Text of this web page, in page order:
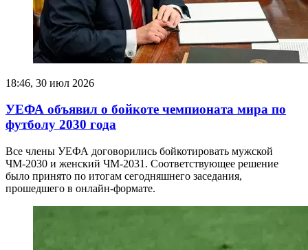
18:46, 30 июл 2026
УЕФА объявил о бойкоте чемпионата мира по
футболу 2030 года
Все члены УЕФА договорились бойкотировать мужской
ЧМ-2030 и женский ЧМ-2031. Соответствующее решение
было принято по итогам сегодняшнего заседания,
прошедшего в онлайн-формате.